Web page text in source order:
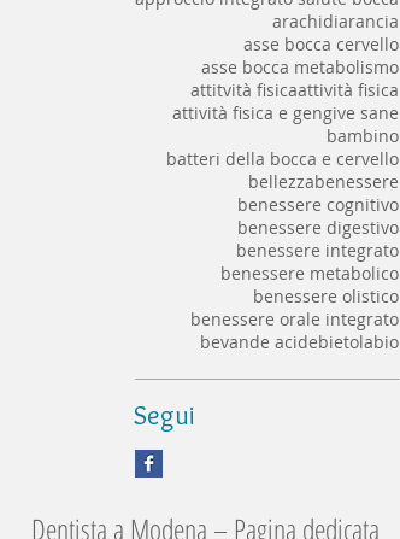
arachidiarancia
asse bocca cervello
asse bocca metabolismo
attitvità fisicaattività fisica
attività fisica e gengive sane
bambino
batteri della bocca e cervello
bellezzabenessere
benessere cognitivo
benessere digestivo
benessere integrato
benessere metabolico
benessere olistico
benessere orale integrato
bevande acidebietolabio
Segui
Dentista a Modena – Pagina dedicata